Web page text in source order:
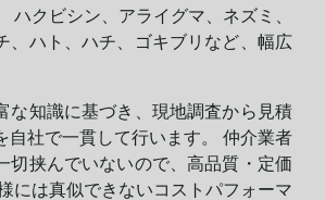
ハクビシン、アライグマ、ネズミ、
、ハト、ハチ、ゴキブリなど、幅広
な知識に基づき、現地調査から見積
自社で一貫して行います。 仲介業者
切挟んでいないので、高品質・定価
には真似できないコストパフォーマ